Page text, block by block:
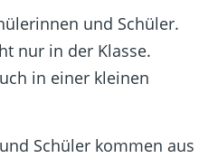
und Schüler.
nur in der Klasse.
in einer kleinen
Schüler kommen aus